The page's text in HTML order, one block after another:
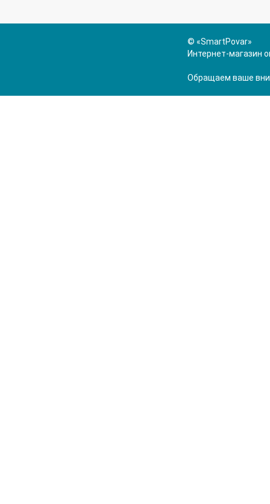
© «SmartPovar»
Интернет-магазин
Обращаем ваше